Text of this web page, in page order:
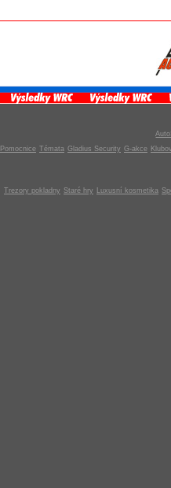
Pomocnice Témata Gladius Security G-akce
Trezory pokladny Staré hry Luxusní kosmetika